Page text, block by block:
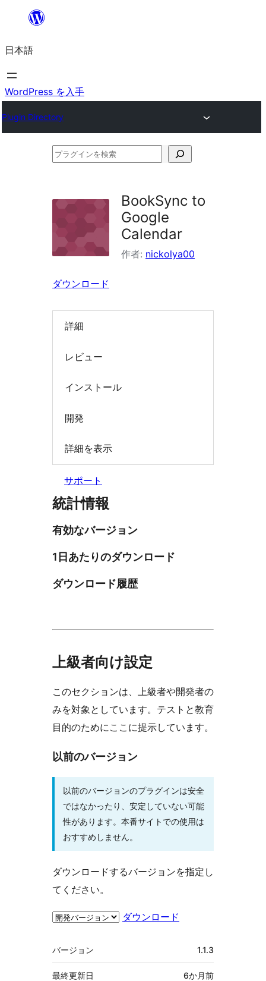
を
ス
キ
プ
日本語
WordPress を入手
Plugin Directory
プ
イ
ン
索
BookSync to
Google
Calendar
作者: nickolya00
ダウンロード
詳細
レビュー
インストール
開発
詳細を表示
サポート
統計情報
有効なバージョン
1日あたりのダウンロード
ダウンロード履歴
上級者向け設定
このセクションは、上級者や開発者の
みを対象としています。テストと教育
目的のためにここに提示しています。
以前のバージョン
以前のバージョンのプラグインは安全
ではなかったり、安定していない可能
性があります。本番サイトでの使用は
おすすめしません。
ダウンロードするバージョンを指定し
てください。
ダウンロード
メ
タ
バージョン 1.1.3
最終更新日 6か月前